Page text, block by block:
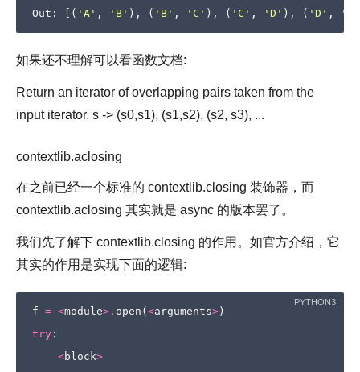
Out : [( 'A' , 'B' ), ( 'B' , 'C' ), ( 'C' , 'D' ), ( 'D' , 'E'
如果还不理解可以看函数文档:
Return an iterator of overlapping pairs taken from the
input iterator. s -> (s0,s1), (s1,s2), (s2, s3), ...
contextlib.aclosing
在之前已经一个标准的 contextlib.closing 装饰器，而
contextlib.aclosing 其实就是 async 的版本罢了。
我们先了解下 contextlib.closing 的作用。如官方介绍，它
其实的作用是实现下面的逻辑:
f = <module>. open ( <arguments> )
try :
<block>